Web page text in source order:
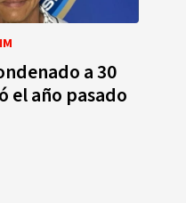
a 30
el año pasado